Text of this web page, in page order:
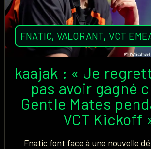
FNATIC, VALORANT, VCT
kaajak : « Je
pas avoir gagné
Gentle Mates
VCT Kickoff
Fnatic font face à une nouvelle